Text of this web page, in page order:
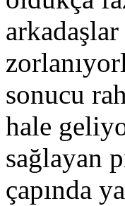
sonucu
hale
sağlayan
çapında